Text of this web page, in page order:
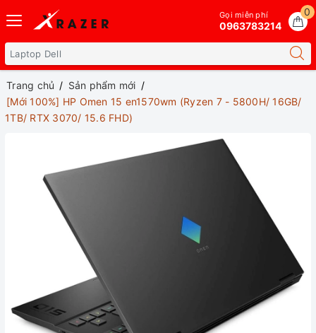
0
Gọi miễn phí
0963783214
Trang chủ
Sản phẩm mới
[Mới 100%] HP Omen 15 en1570wm (Ryzen 7 - 5800H/ 16GB/
1TB/ RTX 3070/ 15.6 FHD)